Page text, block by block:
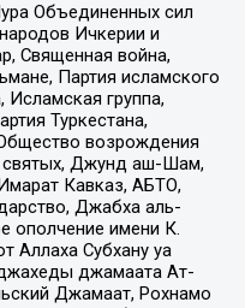
Объединенных сил
Ичкерии и
Священная война,
Партия исламского
группа,
Туркестана,
возрождения
святых, Джунд аш-Шам,
Кавказ, АБТО,
Джабха аль-
ополчение имени К.
Аллаха Субхану уа
джамаата Ат-
Джамаат, Рохнамо